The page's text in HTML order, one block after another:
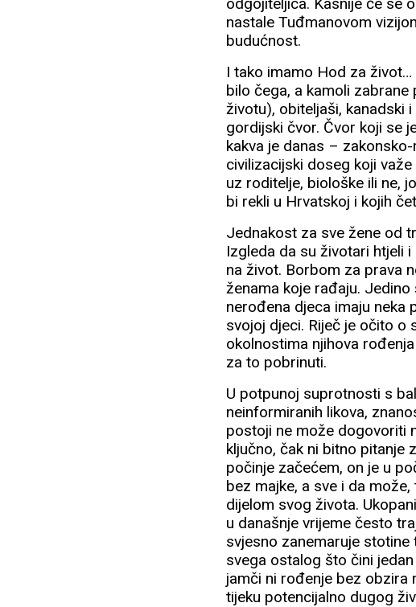
nastale Tuđmanovom
budućnost.
I tako imamo Hod za
bilo čega, a kamoli
životu), obiteljaši, kanadski
gordijski čvor. Čvor koji se
kakva je danas –
civilizacijski doseg koji
uz roditelje, biološke ili ne,
bi rekli u Hrvatskoj i kojih
Jednakost za sve žene od
Izgleda da su životari htjeli
na život. Borbom za prava
ženama koje rađaju.
nerođena djeca imaju neka
svojoj djeci. Riječ je očito o
okolnostima njihova
za to pobrinuti.
U potpunoj suprotnosti s
neinformiranih likova,
postoji ne može dogovoriti
ključno, čak ni bitno pitanje
počinje začećem, on je u
bez majke, a sve i da
dijelom svog života.
u današnje vrijeme često
svjesno zanemaruje
svega ostalog što čini
jamči ni rođenje bez obzira
tijeku potencijalno dugog